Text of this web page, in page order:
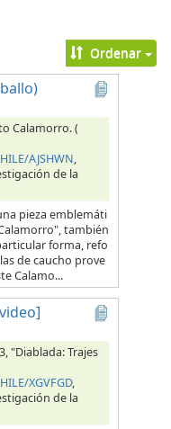
Ordenar
Calamorro. (
AJSHWN,
de la
pieza emblemáti
también
forma, refo
de caucho prove
Calamo...
"Diablada: Trajes
XGVFGD,
de la